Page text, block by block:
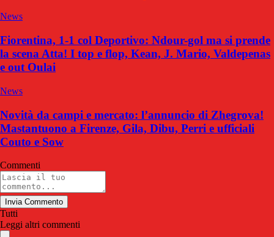
News
Fiorentina, 1-1 col Deportivo: Ndour-gol ma si prende
la scena Atta! I top e flop, Kean, J. Mario, Valdepenas
e out Oulai
News
Novità da campi e mercato: l’annuncio di Zhegrova!
Mastantuono a Firenze, Gila, Dibu, Perri e ufficiali
Couto e Sow
Commenti
Invia Commento
Tutti
Leggi altri commenti